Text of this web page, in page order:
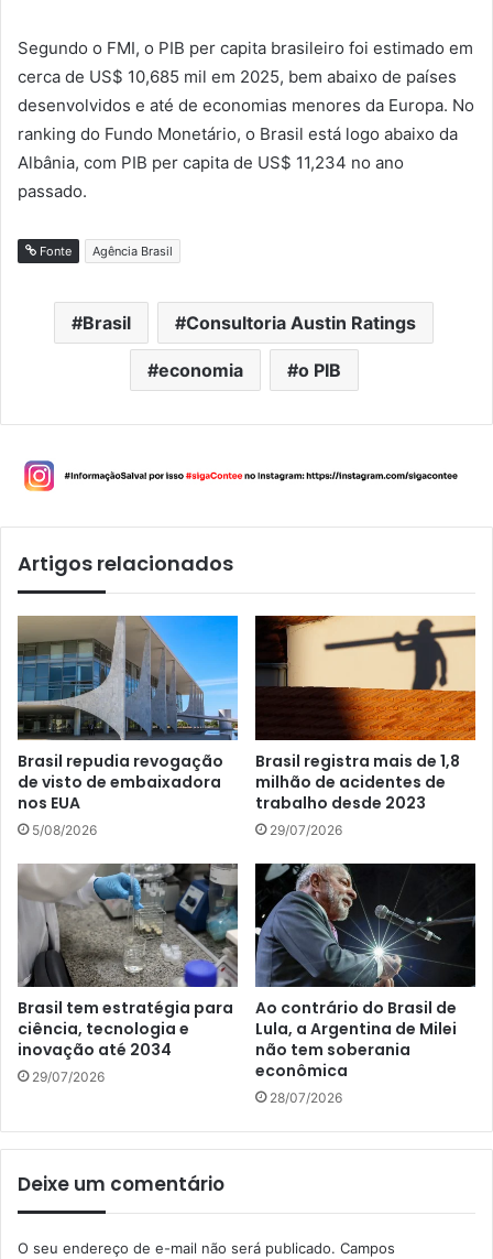
Segundo o FMI, o PIB per capita brasileiro foi estimado em
cerca de US$ 10,685 mil em 2025, bem abaixo de países
desenvolvidos e até de economias menores da Europa. No
ranking do Fundo Monetário, o Brasil está logo abaixo da
Albânia, com PIB per capita de US$ 11,234 no ano
passado.
Fonte Agência Brasil
Brasil Consultoria Austin Ratings
economia o PIB
Artigos relacionados
Brasil repudia revogação
de visto de embaixadora
nos EUA
5/08/2026
Brasil registra mais de 1,8
milhão de acidentes de
trabalho desde 2023
29/07/2026
Brasil tem estratégia para
ciência, tecnologia e
inovação até 2034
29/07/2026
Ao contrário do Brasil de
Lula, a Argentina de Milei
não tem soberania
econômica
28/07/2026
Deixe um comentário
O seu endereço de e-mail não será publicado. Campos